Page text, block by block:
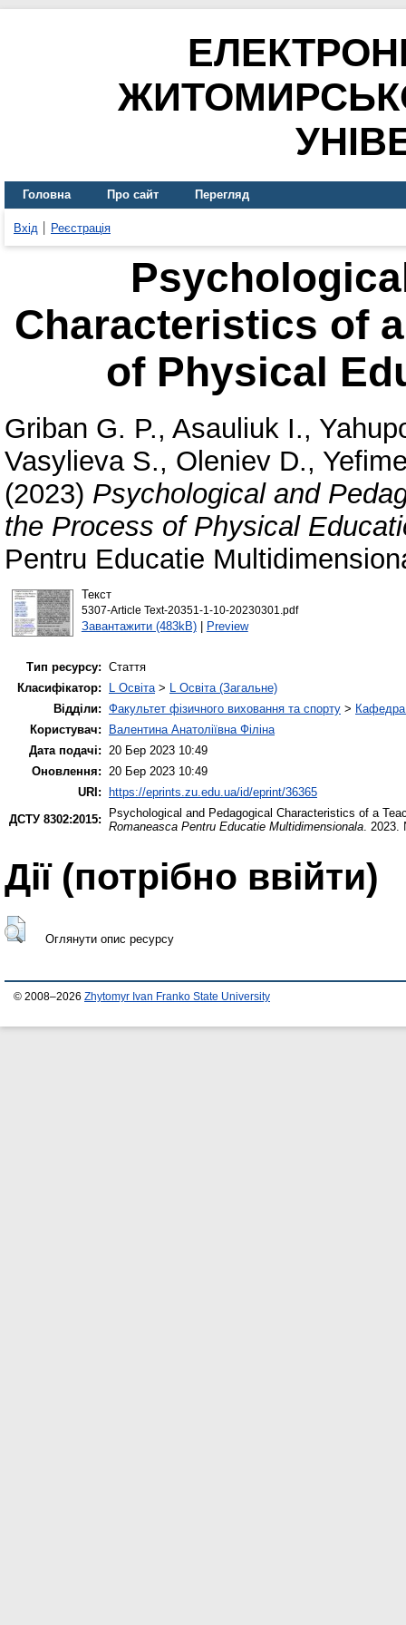
Головна Про сайт Перегляд
Вхід Реєстрація
Characteristics of
of Physical
Griban G. P., Asauliuk I.,
Vasylieva S., Oleniev D.,
(2023) Psychological and
the Process of Physical
Pentru Educatie
Текст
5307-Article Text-20351-1-10-20230301.pdf
Завантажити (483kB)| Preview
Тип ресурсу: Стаття
Класифікатор:
L Освіта> L Освіта (Загальне)
Відділи: Факультет фізичного виховання та спорту > Кафедра
Користувач:
Валентина Анатоліївна Філіна
Дата подачі: 20 Бер 2023 10:49
Оновлення: 20 Бер 2023 10:49
URI:
https://eprints.zu.edu.ua/id/eprint/36365
ДСТУ 8302:2015:
Psychological and Pedagogical Characteristics of a
Romaneasca Pentru Educatie Multidimensionala. 2023.
Дії ​​(потрібно ввійти)
Оглянути опис ресурсу
© 2008–2026 Zhytomyr Ivan Franko State University